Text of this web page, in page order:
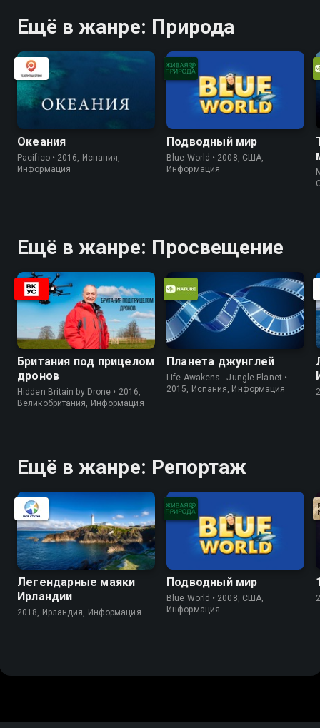
Ещё в жанре: Природа
Океания
Pacifico • 2016, Испания,
Информация
Подводный мир
Blue World • 2008, США,
Информация
Ещё в жанре: Просвещение
Британия под прицелом
дронов
Hidden Britain by Drone • 2016,
Великобритания, Информация
Планета джунглей
Life Awakens - Jungle Planet •
2015, Испания, Информация
Ещё в жанре: Репортаж
Легендарные маяки
Ирландии
2018, Ирландия, Информация
Подводный мир
Blue World • 2008, США,
Информация